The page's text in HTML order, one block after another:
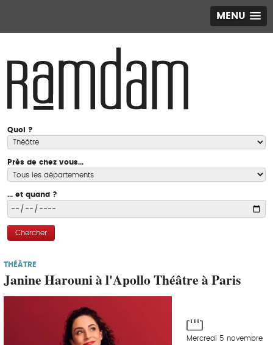
MENU
Quoi ?
Près de chez vous...
... et quand ?
Chercher
THÉÂTRE
Janine Harouni à l'Apollo Théâtre à Paris
Mercredi 5 novembre